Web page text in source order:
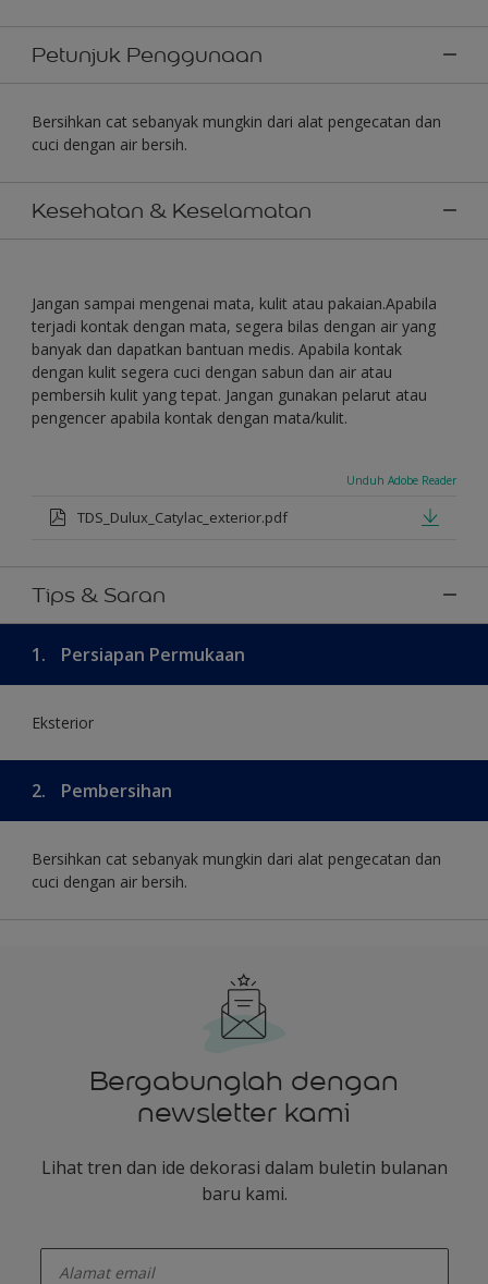
Petunjuk Penggunaan
Bersihkan cat sebanyak mungkin dari alat pengecatan dan
cuci dengan air bersih.
Kesehatan & Keselamatan
Jangan sampai mengenai mata, kulit atau pakaian.Apabila
terjadi kontak dengan mata, segera bilas dengan air yang
banyak dan dapatkan bantuan medis. Apabila kontak
dengan kulit segera cuci dengan sabun dan air atau
pembersih kulit yang tepat. Jangan gunakan pelarut atau
pengencer apabila kontak dengan mata/kulit.
Unduh Adobe Reader
TDS_Dulux_Catylac_exterior.pdf
Tips & Saran
1. Persiapan Permukaan
Eksterior
2. Pembersihan
Bersihkan cat sebanyak mungkin dari alat pengecatan dan
cuci dengan air bersih.
Bergabunglah dengan
newsletter kami
Lihat tren dan ide dekorasi dalam buletin bulanan
baru kami.